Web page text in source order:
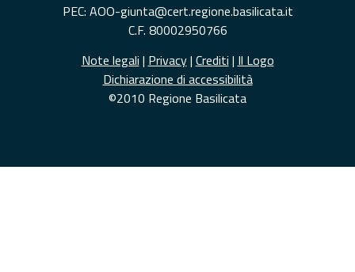
PEC: AOO-giunta@cert.regione.basilicata.it
C.F. 80002950766
Note legali | Privacy| Crediti | Il Logo
Dichiarazione di accessibilità
©2010 Regione Basilicata